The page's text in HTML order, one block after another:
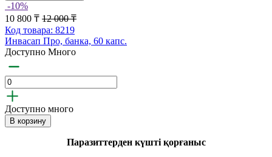
-10%
10 800 ₸ 12 000 ₸
Код товара: 8219
Инвасап Про, банка, 60 капс.
Доступно Много
Доступно много
В корзину
Паразиттерден күшті қорғаныс